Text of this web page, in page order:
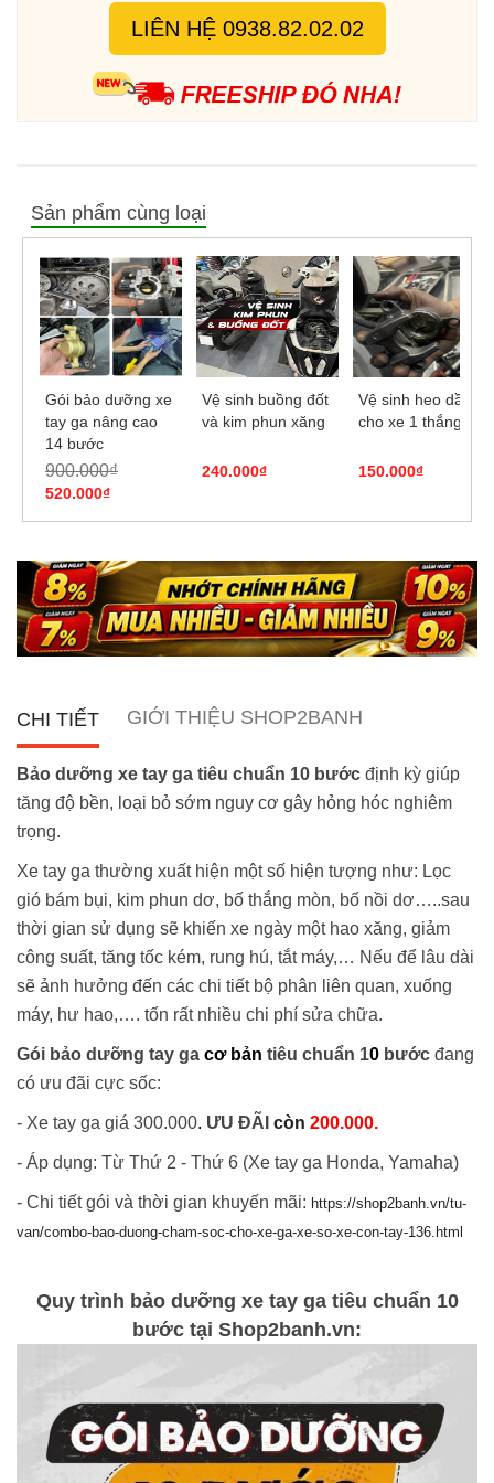
Dịch vụ bảo dưỡng xe tay ga Air Blade, Vario, Click, Vision,
Lead, SHVN, SH Ý, SH Mode, PCX, NVX, Janus...
LIÊN HỆ 0938.82.02.02
Sản phẩm cùng loại
Gói bảo dưỡng xe
tay ga nâng cao
14 bước
900.000₫
520.000₫
Vệ sinh buồng đốt
và kim phun xăng
240.000₫
Vệ sinh heo dầu
cho xe 1 thắng đĩa
150.000₫
CHI TIẾT GIỚI THIỆU SHOP2BANH
Bảo dưỡng xe tay ga tiêu chuẩn 10 bước định kỳ giúp
tăng độ bền, loại bỏ sớm nguy cơ gây hỏng hóc nghiêm
trọng.
Xe tay ga thường xuất hiện một số hiện tượng như: Lọc
gió bám bụi, kim phun dơ, bố thắng mòn, bố nồi dơ…..sau
thời gian sử dụng sẽ khiến xe ngày một hao xăng, giảm
công suất, tăng tốc kém, rung hú, tắt máy,… Nếu để lâu dài
sẽ ảnh hưởng đến các chi tiết bộ phân liên quan, xuống
máy, hư hao,…. tốn rất nhiều chi phí sửa chữa.
Gói bảo dưỡng tay ga ​ cơ bản tiêu chuẩn 1​0 bước đang
có ưu đãi cực sốc:
- Xe tay ga giá 300.000​. ƯU ĐÃI còn 200.000.
- Áp dụng: Từ Thứ 2 - Thứ 6 (Xe tay ga Honda, Yamaha)
- Chi tiết gói và thời gian khuyến mãi: https://shop2banh.vn/tu-
van/combo-bao-duong-cham-soc-cho-xe-ga-xe-so-xe-con-tay-136.html
Quy trình bảo dưỡng xe tay ga tiêu chuẩn 10
bước tại Shop2banh.vn: